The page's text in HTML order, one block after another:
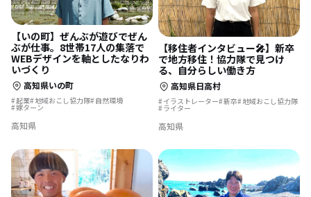
【いの町】ぜんぶが遊びでぜん
ぶが仕事。8世帯17人の集落で
WEBデザインを軸としたなりわ
いづくり
高知県いの町
起業 地域おこし協力隊 自然環境
嫁ターン
高知県
【移住者インタビュー🎤】新卒
で地方移住！協力隊で見つけ
る、自分らしい働き方
高知県日高村
イラストレーター 新卒 地域おこし協力隊
ライター
高知県